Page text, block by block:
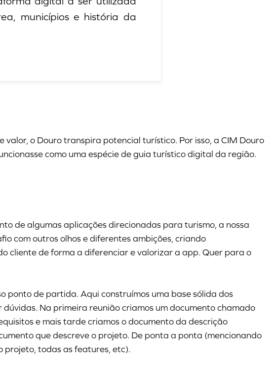
municípios e história da
o Douro transpira potencial turístico. Por isso, a CIM Douro
como uma espécie de guia turístico digital da região.
de algumas aplicações direcionadas para turismo, a nossa
com outros olhos e diferentes ambições, criando
cliente de forma a diferenciar e valorizar a app. Quer para o
ponto de partida. Aqui construímos uma base sólida dos
Na primeira reunião criamos um documento chamado
e mais tarde criamos o documento da descrição
que descreve o projeto. De ponta a ponta (mencionando
projeto, todas as features, etc).